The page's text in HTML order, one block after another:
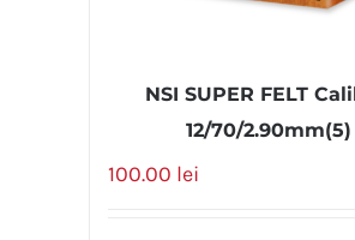
NSI SUPER FELT
12/70/2.90mm(5)
100.00 lei